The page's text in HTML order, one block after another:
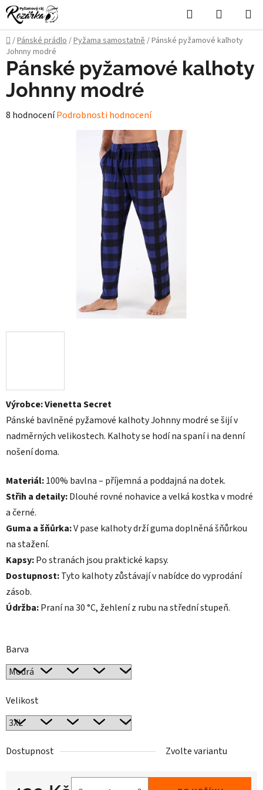
Přejít
na
obsah
Hledat
KOŠÍK
Domů
/Pánské prádlo/Pyžama samostatně/Pánské pyžamové kalhoty
Johnny modré
Výrobce: Vienetta Secret
Pánské bavlněné pyžamové kalhoty Johnny modré se šijí v
nadměrných velikostech. Kalhoty se hodí na spaní i na denní
nošení doma.
Materiál:100% bavlna – příjemná a poddajná na dotek.
Střih a detaily:Dlouhé rovné nohavice a velká kostka v modré
a černé.
Guma a šňůrka:V pase kalhoty drží guma doplněná šňůrkou
na stažení.
Kapsy:Po stranách jsou praktické kapsy.
Dostupnost:Tyto kalhoty zůstávají v nabídce do vyprodání
zásob.
Údržba:Praní na 30 °C, žehlení z rubu na střední stupeň.
Barva
Velikost
Dostupnost Zvolte variantu
Pánské pyžamové kalhoty
Johnny modré
Průměrné
8 hodnoceníPodrobnosti hodnocení